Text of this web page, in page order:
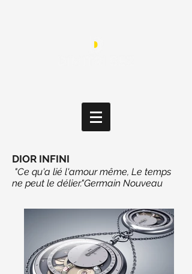
DIOR INFINI
"Ce qu'a lié l'amour même, Le temps
ne peut le délier."Germain Nouveau